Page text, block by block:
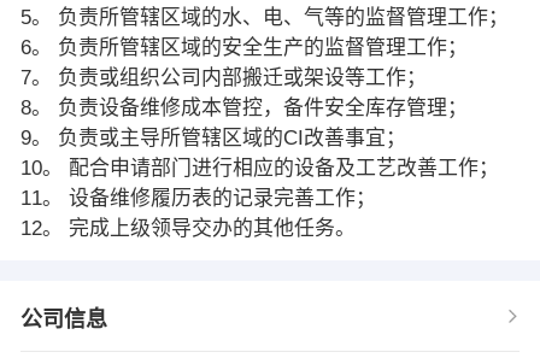
5。 负责所管辖区域的水、电、气等的监督管理工作；
6。 负责所管辖区域的安全生产的监督管理工作；
7。 负责或组织公司内部搬迁或架设等工作；
8。 负责设备维修成本管控，备件安全库存管理；
9。 负责或主导所管辖区域的CI改善事宜；
10。 配合申请部门进行相应的设备及工艺改善工作；
11。 设备维修履历表的记录完善工作；
12。 完成上级领导交办的其他任务。
公司信息